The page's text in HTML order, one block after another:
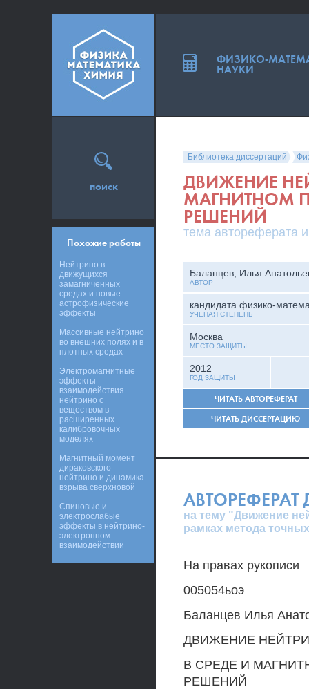
Библиотека диссертаций
ДВИЖЕНИЕ
МАГНИТНОМ
РЕШЕНИЙ
тема автореферата
Баланцев, Илья
АВТОР
кандидата физико-
УЧЕНАЯ СТЕПЕНЬ
Москва
МЕСТО ЗАЩИТЫ
2012
ГОД ЗАЩИТЫ
ЧИТАТЬ АВТОРЕФЕРАТ
ЧИТАТЬ ДИССЕРТАЦИЮ
АВТОРЕФЕРАТ
на тему "Движение
рамках метода
На правах рукописи
005054ьоэ
Баланцев Илья
ДВИЖЕНИЕ
В СРЕДЕ И
РЕШЕНИЙ
поиск
Похожие работы
Нейтрино в
движущихся
замагниченных
средах и новые
астрофизические
эффекты
Массивные нейтрино
во внешних полях и в
плотных средах
Электромагнитные
эффекты
взаимодействия
нейтрино с
веществом в
расширенных
калибровочных
моделях
Магнитный момент
дираковского
нейтрино и динамика
взрыва сверхновой
Спиновые и
электрослабые
эффекты в нейтрино-
электронном
взаимодействии
ФИЗИКО-
НАУКИ